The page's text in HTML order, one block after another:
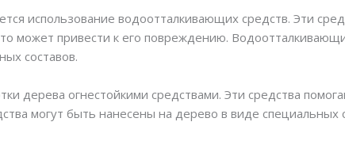
использование водоотталкивающих средств. Эти
может привести к его повреждению.
составов.
дерева огнестойкими средствами. Эти средства
могут быть нанесены на дерево в виде специальных